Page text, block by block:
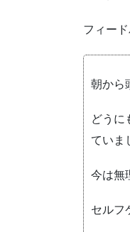
フィー
朝から
どうに
ていま
今は無
セルフ